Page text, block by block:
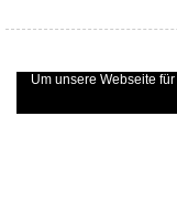
Um unsere Webseite